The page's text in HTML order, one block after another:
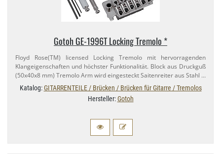
Gotoh GE-​1996T Locking Tremolo *
Floyd Rose(TM) licensed Locking Tremolo mit hervorragenden
Klangeigenschaften und höchster Funktionalität. Block aus Druckguß
(50x40x8 mm) Tremolo Arm wird eingesteckt Saitenreiter aus Stahl …
Katalog:GITARRENTEILE / Brücken / Brücken für Gitarre / Tremolos
Hersteller:Gotoh